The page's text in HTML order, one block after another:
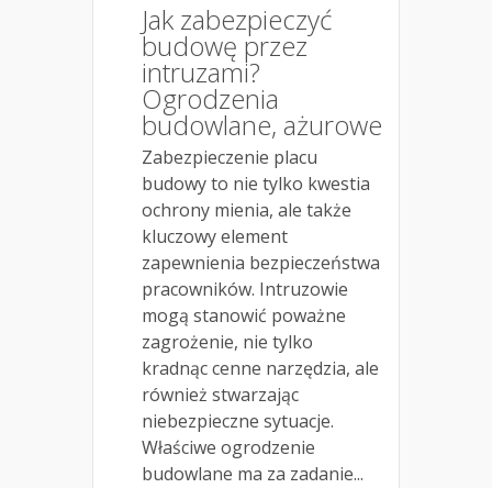
Jak zabezpieczyć
budowę przez
intruzami?
Ogrodzenia
budowlane, ażurowe
Zabezpieczenie placu
budowy to nie tylko kwestia
ochrony mienia, ale także
kluczowy element
zapewnienia bezpieczeństwa
pracowników. Intruzowie
mogą stanowić poważne
zagrożenie, nie tylko
kradnąc cenne narzędzia, ale
również stwarzając
niebezpieczne sytuacje.
Właściwe ogrodzenie
budowlane ma za zadanie...